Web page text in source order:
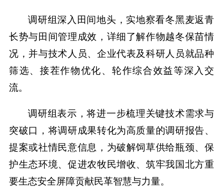
调研组深入田间地头，实地察看冬黑麦返青
长势与田间管理成效，详细了解作物越冬保苗情
况，并与技术人员、企业代表及科研人员就品种
筛选、接茬作物优化、轮作综合效益等深入交
流。
调研组表示，将进一步梳理关键技术需求与
突破口，将调研成果转化为高质量的调研报告、
提案或社情民意信息，为破解饲草供给瓶颈、保
护生态环境、促进农牧民增收、筑牢我国北方重
要生态安全屏障贡献民革智慧与力量。